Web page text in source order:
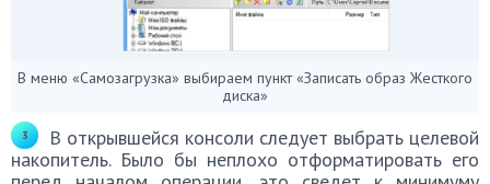
В меню «Самозагрузка» выбираем пункт «Записать образ Жесткого
диска»
В открывшейся консоли следует выбрать целевой
накопитель. Было бы неплохо отформатировать его